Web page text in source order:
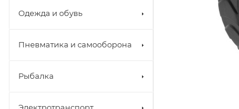
Одежда и обувь
Пневматика и самооборона
Рыбалка